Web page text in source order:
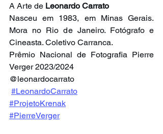
A Arte de Leonardo Carrato
Nasceu em 1983, em Minas Gerais.
Mora no Rio de Janeiro. Fotógrafo e
Cineasta. Coletivo Carranca.
Prêmio Nacional de Fotografia Pierre
Verger 2023/2024
@leonardocarrato
#LeonardoCarrato
#ProjetoKrenak
#PierreVerger